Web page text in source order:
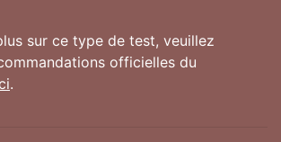
sur ce type de test, veuillez
officielles du
.